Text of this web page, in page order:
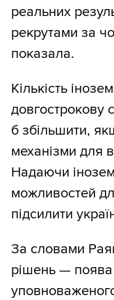
реальних
рекрутами за
показала.
Кількість
довгострокову
б збільшити,
механізми для
Надаючи
можливостей
підсилити
За словами
рішень — поява